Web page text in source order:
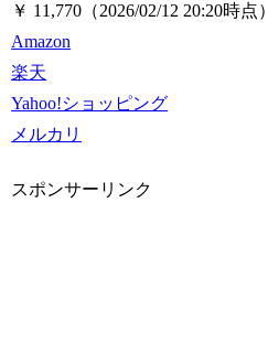
￥ 11,770 （2026/02/12 20:20時点）
Amazon
楽天
Yahoo!ショッピング
メルカリ
スポンサーリンク